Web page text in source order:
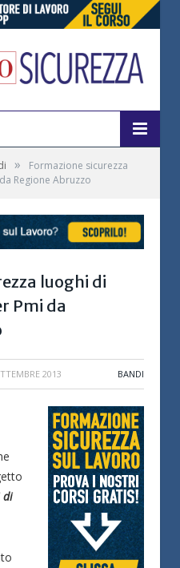
»
Formazione sicurezza
Regione Abruzzo
luoghi di
Pmi da
2013 BANDI
di